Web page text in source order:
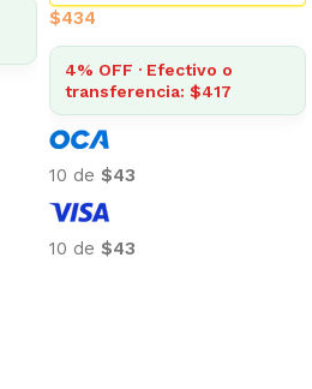
$434
4% OFF · Efectivo o
transferencia: $417
10 de $43
10 de $43